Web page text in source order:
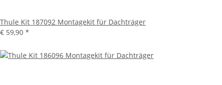
Thule Kit 187092 Montagekit für Dachträger
€ 59,90 *